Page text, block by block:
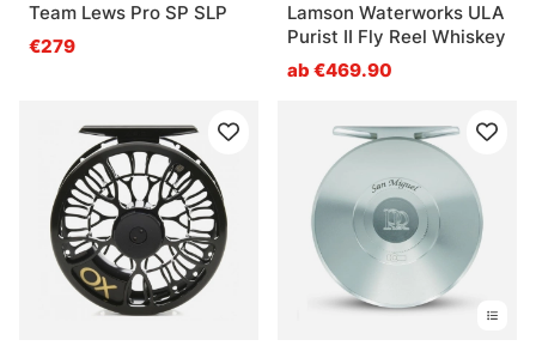
Team Lews Pro SP SLP
€279
Lamson Waterworks ULA
Purist II Fly Reel Whiskey
ab €469.90